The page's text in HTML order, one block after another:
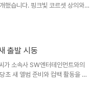
했습니다. 핑크빛 코르셋 상의와
몸매를 더욱 돋보이게 했습니
한 눈빛을 발산하는가 하면, 사랑
다. 오는 15일 오..
출발 시동
가 소속사 SW엔터테인먼트와의
초 새 앨범 준비와 컴백 활동을 예
이제 홀로서기를 통해 또 다른 도